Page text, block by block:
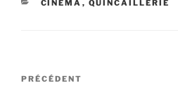
CATÉGORIES
CINÉMA , QUINCAILLERIE
Navigation
Article
PRÉCÉDENT